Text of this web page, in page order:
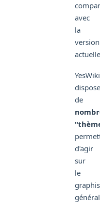
avec
la
version
YesWiki
dispose
de
d'agir
sur
le
général